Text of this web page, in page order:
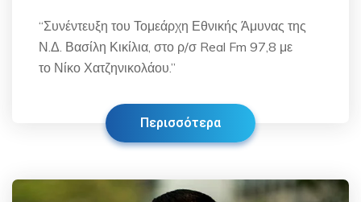
“Συνέντευξη του Τομεάρχη Εθνικής Άμυνας της
Ν.Δ. Βασίλη Κικίλια, στο ρ/σ Real Fm 97,8 με
το Νίκο Χατζηνικολάου.”
Περισσότερα